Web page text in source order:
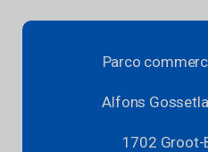
Parco
Alfons
1702 Groot-